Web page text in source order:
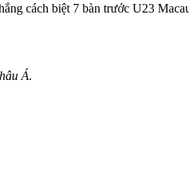
cách biệt 7 bàn trước U23
Á.